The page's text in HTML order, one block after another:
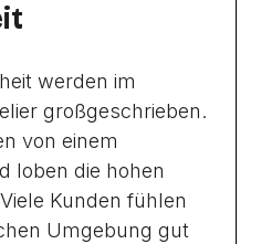
werden im
großgeschrieben.
von einem
loben die hohen
Kunden fühlen
Umgebung gut